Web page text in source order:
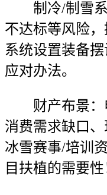
制冷/制雪系
不达标等风险
系统设置装备
应对办法。
财产布景：
消费需求缺口、
冰雪赛事/培训
目扶植的需要性